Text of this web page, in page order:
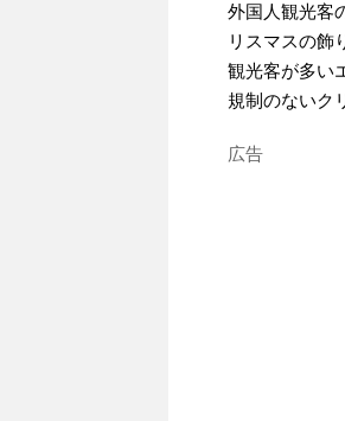
外国人観光客
リスマスの飾
観光客が多い
規制のないク
広告